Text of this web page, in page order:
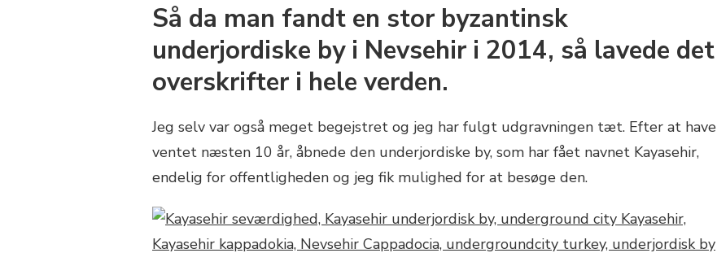
Så da man fandt en stor byzantinsk
underjordiske by i Nevsehir i 2014, så lavede det
overskrifter i hele verden.
Jeg selv var også meget begejstret og jeg har fulgt udgravningen tæt. Efter at have
ventet næsten 10 år, åbnede den underjordiske by, som har fået navnet Kayasehir,
endelig for offentligheden og jeg fik mulighed for at besøge den.